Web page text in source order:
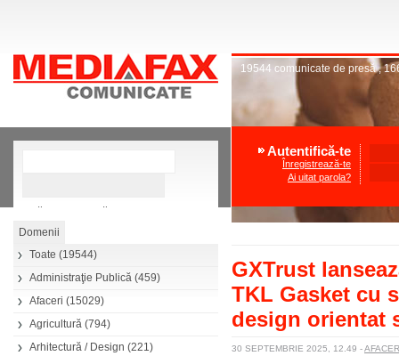
Căutare avansată
Toate (19544)
Administraţie Publică (459)
Afaceri (15029)
Agricultură (794)
Arhitectură / Design (221)
19544 comunicate de presă,
Autentifică-te
Înregistrează-te
Ai uitat parola?
GXTrust
TKL Gasket cu
design orientat
30 SEPTEMBRIE 2025, 12.49 -